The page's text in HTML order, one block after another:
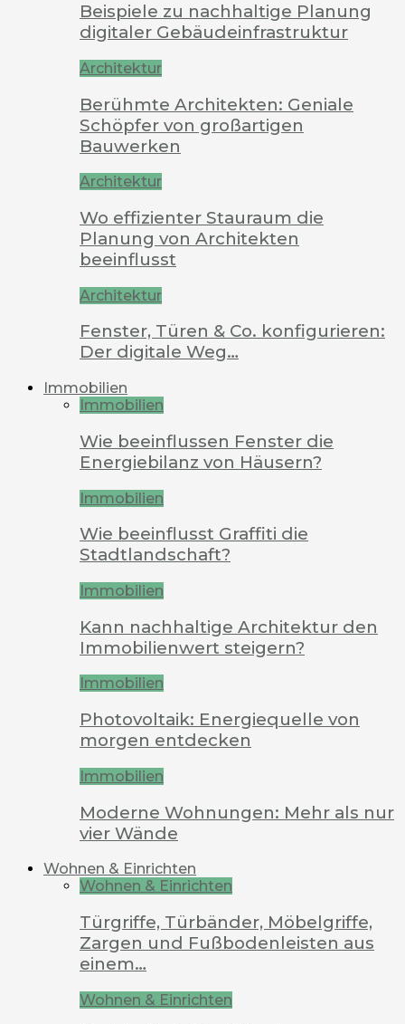
Beispiele zu nachhaltige Planung
digitaler Gebäudeinfrastruktur
Architektur
Berühmte Architekten: Geniale
Schöpfer von großartigen
Bauwerken
Architektur
Wo effizienter Stauraum die
Planung von Architekten
beeinflusst
Architektur
Fenster, Türen & Co. konfigurieren:
Der digitale Weg…
Immobilien
Immobilien
Wie beeinflussen Fenster die
Energiebilanz von Häusern?
Immobilien
Wie beeinflusst Graffiti die
Stadtlandschaft?
Immobilien
Kann nachhaltige Architektur den
Immobilienwert steigern?
Immobilien
Photovoltaik: Energiequelle von
morgen entdecken
Immobilien
Moderne Wohnungen: Mehr als nur
vier Wände
Wohnen & Einrichten
Wohnen & Einrichten
Türgriffe, Türbänder, Möbelgriffe,
Zargen und Fußbodenleisten aus
einem…
Wohnen & Einrichten